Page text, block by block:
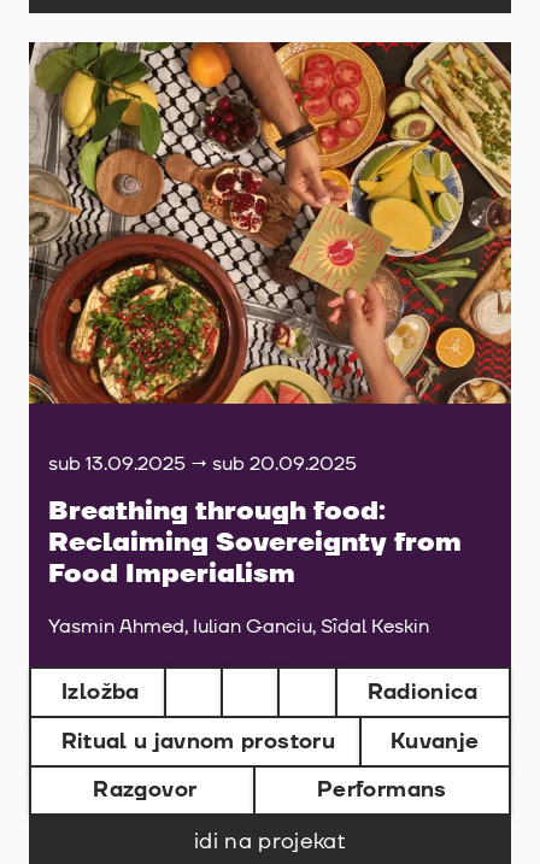
sub 13.09.2025 → sub 20.09.2025
Breathing through food:
Reclaiming Sovereignty from
Food Imperialism
Yasmin Ahmed, Iulian Ganciu, Sîdal Keskin
Izložba
Radionica
Ritual u javnom prostoru
Kuvanje
Razgovor
Performans
idi na projekat